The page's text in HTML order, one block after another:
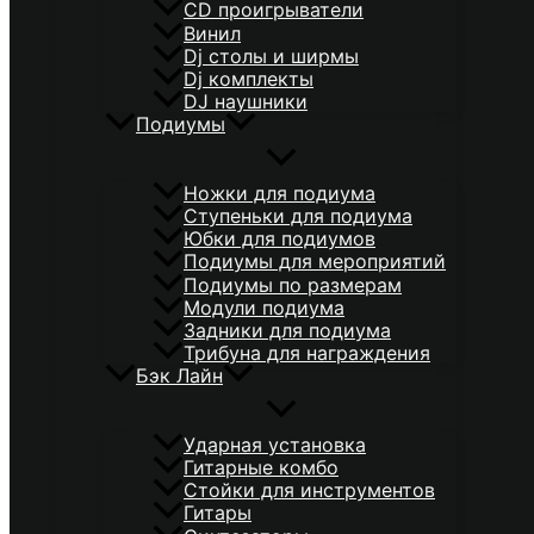
CD проигрыватели
Винил
Dj столы и ширмы
Dj комплекты
DJ наушники
Подиумы
Ножки для подиума
Ступеньки для подиума
Юбки для подиумов
Подиумы для мероприятий
Подиумы по размерам
Модули подиума
Задники для подиума
Трибуна для награждения
Бэк Лайн
Ударная установка
Гитарные комбо
Стойки для инструментов
Гитары